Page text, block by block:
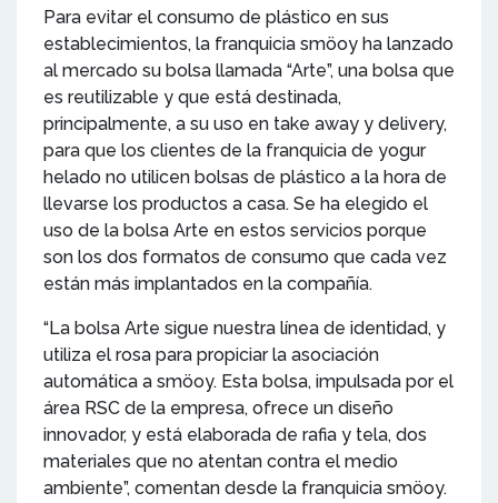
Para evitar el consumo de plástico en sus
establecimientos, la franquicia smöoy ha lanzado
al mercado su bolsa llamada “Arte”, una bolsa que
es reutilizable y que está destinada,
principalmente, a su uso en take away y delivery,
para que los clientes de la franquicia de yogur
helado no utilicen bolsas de plástico a la hora de
llevarse los productos a casa. Se ha elegido el
uso de la bolsa Arte en estos servicios porque
son los dos formatos de consumo que cada vez
están más implantados en la compañía.
“La bolsa Arte sigue nuestra línea de identidad, y
utiliza el rosa para propiciar la asociación
automática a smöoy. Esta bolsa, impulsada por el
área RSC de la empresa, ofrece un diseño
innovador, y está elaborada de rafia y tela, dos
materiales que no atentan contra el medio
ambiente”, comentan desde la franquicia smöoy.